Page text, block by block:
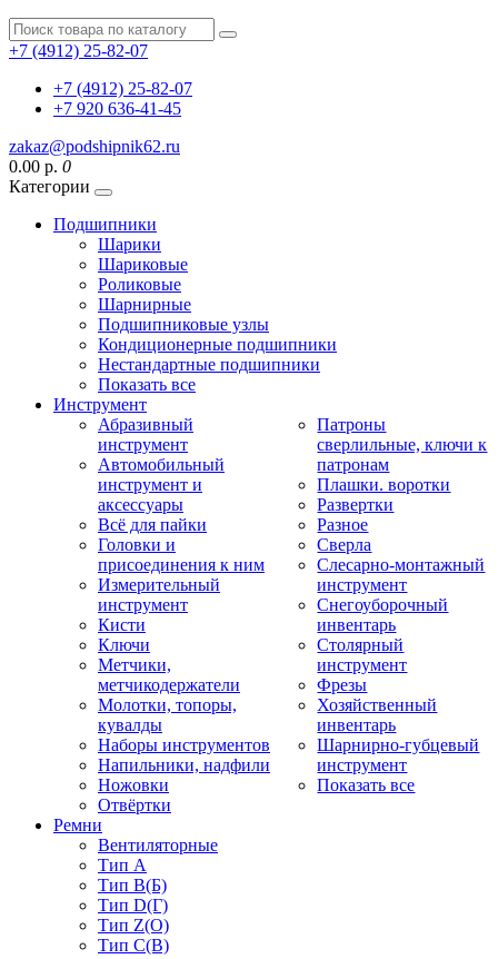
+7 (4912) 25-82-07
+7 (4912) 25-82-07
+7 920 636-41-45
zakaz@podshipnik62.ru
0.00 р. 0
Категории
Подшипники
Шарики
Шариковые
Роликовые
Шарнирные
Подшипниковые узлы
Кондиционерные подшипники
Нестандартные подшипники
Показать все
Инструмент
Абразивный
инструмент
Автомобильный
инструмент и
аксессуары
Всё для пайки
Головки и
присоединения к ним
Измерительный
инструмент
Кисти
Ключи
Метчики,
метчикодержатели
Молотки, топоры,
кувалды
Наборы инструментов
Напильники, надфили
Ножовки
Отвёртки
Патроны
сверлильные, ключи к
патронам
Плашки. воротки
Развертки
Разное
Сверла
Слесарно-монтажный
инструмент
Снегоуборочный
инвентарь
Столярный
инструмент
Фрезы
Хозяйственный
инвентарь
Шарнирно-губцевый
инструмент
Показать все
Ремни
Вентиляторные
Тип A
Тип B(Б)
Тип D(Г)
Тип Z(O)
Тип С(В)